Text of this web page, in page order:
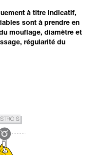
à titre indicatif,
sont à prendre en
mouflage, diamètre et
régularité du